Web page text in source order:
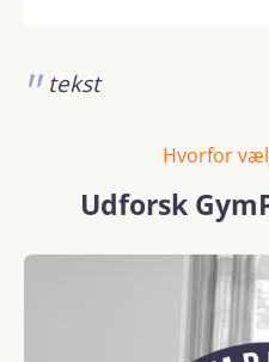
tekst
Hvorfor
Udforsk
Spring over billedgalleri
REACH